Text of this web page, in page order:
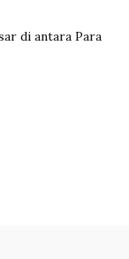
di antara Para